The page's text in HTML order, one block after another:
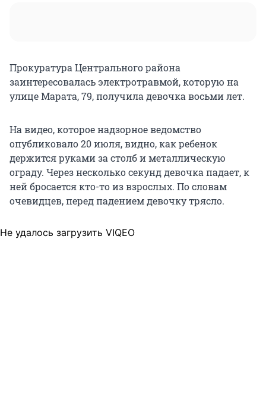
Прокуратура Центрального района
заинтересовалась электротравмой, которую на
улице Марата, 79, получила девочка восьми лет.
На видео, которое надзорное ведомство
опубликовало 20 июля, видно, как ребенок
держится руками за столб и металлическую
ограду. Через несколько секунд девочка падает, к
ней бросается кто-то из взрослых. По словам
очевидцев, перед падением девочку трясло.
Не удалось загрузить VIQEO